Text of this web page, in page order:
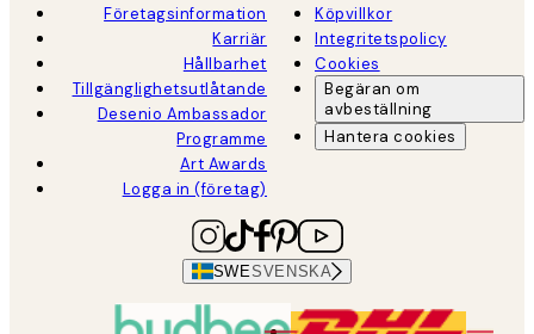
Företagsinformation
Karriär
Hållbarhet
Tillgänglighetsutlåtande
Desenio Ambassador
Programme
Art Awards
Logga in (företag)
Köpvillkor
Integritetspolicy
Cookies
Begäran om
avbeställning
Hantera cookies
SWESVENSKA